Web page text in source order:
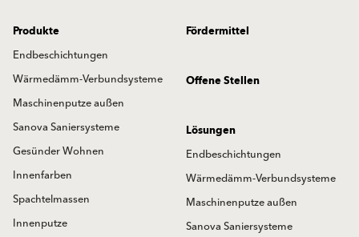
Produkte
Endbeschichtungen
Wärmedämm-Verbundsysteme
Maschinenputze außen
Sanova Saniersysteme
Gesünder Wohnen
Innenfarben
Spachtelmassen
Innenputze
Fördermittel
Offene Stellen
Lösungen
Endbeschichtungen
Wärmedämm-Verbundsysteme
Maschinenputze außen
Sanova Saniersysteme